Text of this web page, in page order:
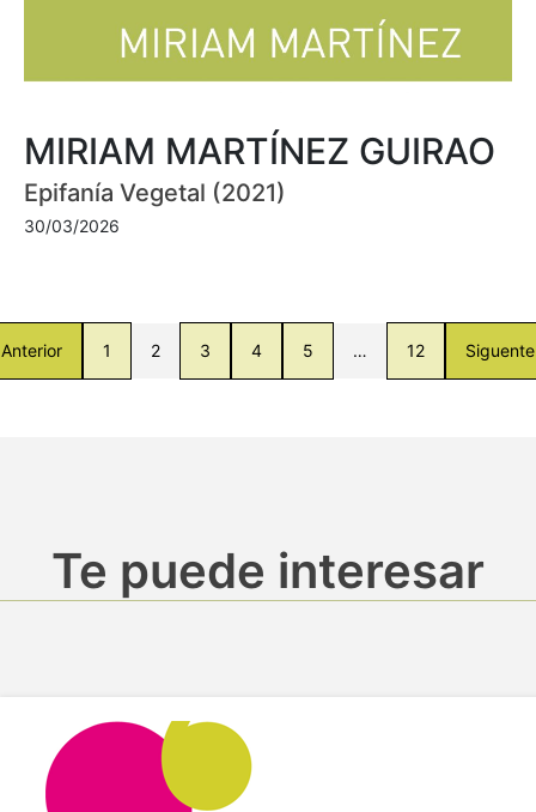
MIRIAM MARTÍNEZ GUIRAO
Epifanía Vegetal (2021)
30/03/2026
Anterior 1 2 3 4 5 … 12 Siguente
Te puede interesar